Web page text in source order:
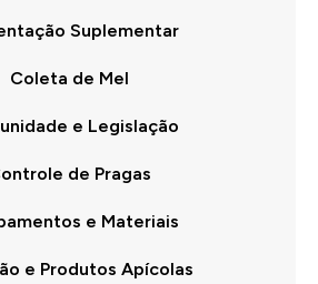
Suplementar
Coleta de Mel
e Legislação
de Pragas
e Materiais
e Produtos Apícolas